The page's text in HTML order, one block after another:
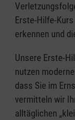
Erste-Hilfe-
erkennen und
Unsere Erste-
nutzen
dass Sie im
vermitteln wir
alltäglichen